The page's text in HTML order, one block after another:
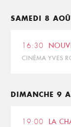
SAMEDI 8
16:30
CINÉMA YVES
DIMANCHE 9
19:00 LA